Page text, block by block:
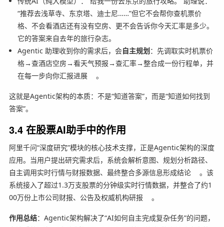
“推荐去浅草寺、东京塔、迪士尼……”但它不会帮你查机票价
格、不会看酒店还有没有空房、更不会告诉你今天汇率是多少。
它的答案来自去年的旅行杂志。
Agentic 助理收到你的需求后，会自主规划：先调取实时机票价
格→查酒店空房→看天气预报→查汇率→整合成一份行程单，并
在每一步向你汇报进展
。
这就是Agentic架构的本质：不是“知道答案”，而是“知道如何找到
答案”。
3.4 在股票AI助手中的作用
阿里千问“深度研究”模块的核心技术支撑，正是Agentic架构的深度
应用。当用户提出研究需求后，系统会解析意图、规划分析路径、
自主调用实时行情与财报数据、最终整合多源信息形成结论
。该
系统接入了超过1.3万支股票的分钟级实时行情数据，并整合了约1
00万份上市公司财报、公告及权威机构研报
。
作用总结：Agentic架构解决了“AI如何自主完成复杂任务”的问题，